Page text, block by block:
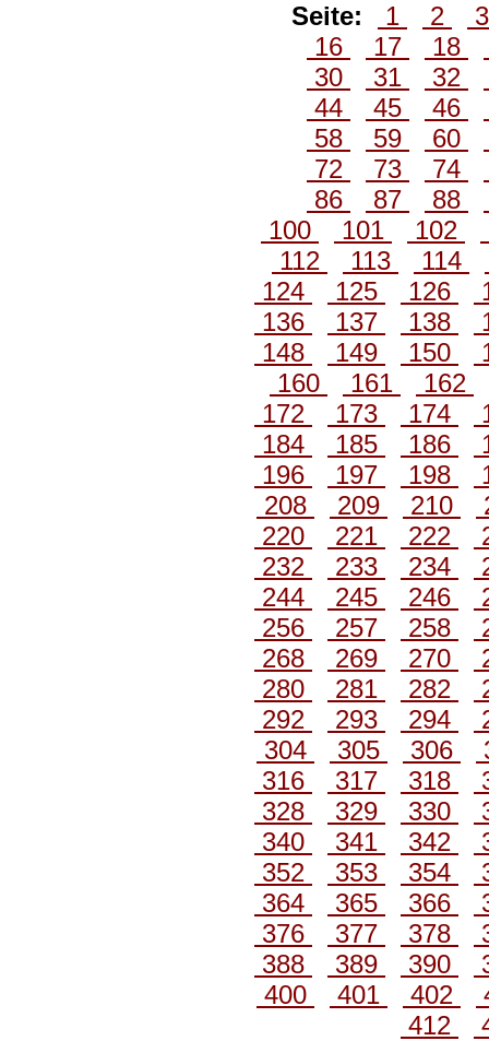
Seite: 1 2
16
17 18
30
31 32
44
45 46
58
59 60
72
73 74
86
87 88
100
101 102
112
113 114
124
125 126
136
137 138
148
149 150
160
161
162
172
173 174
184
185 186
196
197 198
208
209 210
220
221 222
232
233 234
244
245 246
256
257 258
268
269 270
280
281 282
292
293 294
304
305 306
316
317 318
328
329 330
340
341 342
352
353 354
364
365 366
376
377 378
388
389 390
400
401 402
412